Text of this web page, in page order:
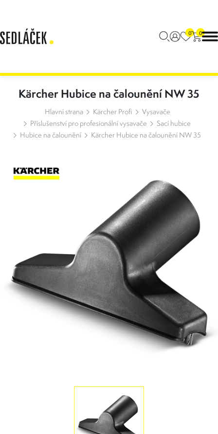
0 0
Kärcher Hubice na čalounění NW 35
Hlavní strana Kärcher Profi
Vysavače
Příslušenství pro profesionální vysavače
Sací hubice
Hubice na čalounění
Kärcher Hubice na čalounění NW 35